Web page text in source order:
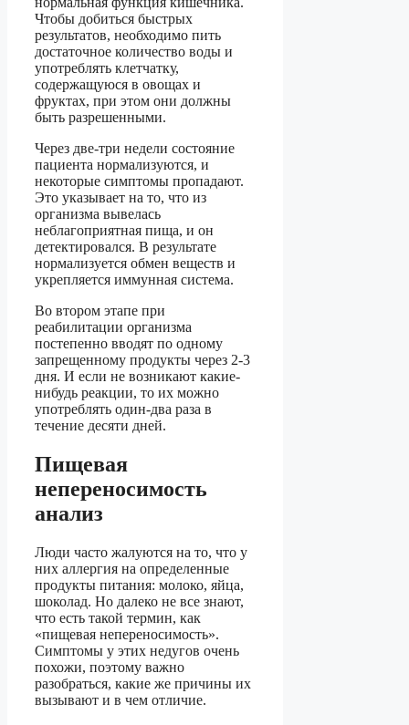
Чтобы добиться быстрых
результатов, необходимо пить
достаточное количество воды и
употреблять клетчатку,
содержащуюся в овощах и
фруктах, при этом они должны
быть разрешенными.
Через две-три недели состояние
пациента нормализуются, и
некоторые симптомы пропадают.
Это указывает на то, что из
организма вывелась
неблагоприятная пища, и он
детектировался. В результате
нормализуется обмен веществ и
укрепляется иммунная система.
Во втором этапе при
реабилитации организма
постепенно вводят по одному
запрещенному продукты через 2-3
дня. И если не возникают какие-
нибудь реакции, то их можно
употреблять один-два раза в
течение десяти дней.
Пищевая
непереносимость
анализ
Люди часто жалуются на то, что у
них аллергия на определенные
продукты питания: молоко, яйца,
шоколад. Но далеко не все знают,
что есть такой термин, как
«пищевая непереносимость».
Симптомы у этих недугов очень
похожи, поэтому важно
разобраться, какие же причины их
вызывают и в чем отличие.